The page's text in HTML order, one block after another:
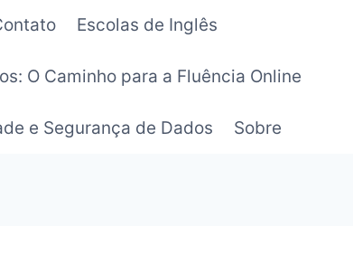
Escolas de Inglês
O Caminho para a Fluência Online
e Segurança de Dados Sobre